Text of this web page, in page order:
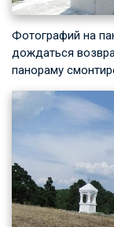
Фотографий на
дождаться
панораму